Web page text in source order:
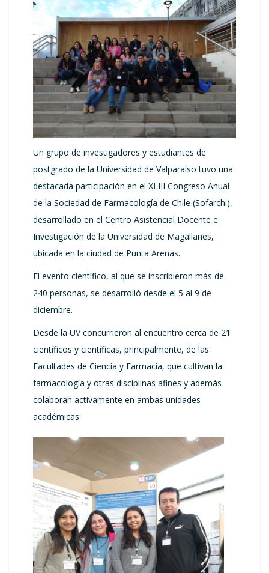
Un grupo de investigadores y estudiantes de
postgrado de la Universidad de Valparaíso tuvo una
destacada participación en el XLIII Congreso Anual
de la Sociedad de Farmacología de Chile (Sofarchi),
desarrollado en el Centro Asistencial Docente e
Investigación de la Universidad de Magallanes,
ubicada en la ciudad de Punta Arenas.
El evento científico, al que se inscribieron más de
240 personas, se desarrolló desde el 5 al 9 de
diciembre.
Desde la UV concurrieron al encuentro cerca de 21
científicos y científicas, principalmente, de las
Facultades de Ciencia y Farmacia, que cultivan la
farmacología y otras disciplinas afines y además
colaboran activamente en ambas unidades
académicas.